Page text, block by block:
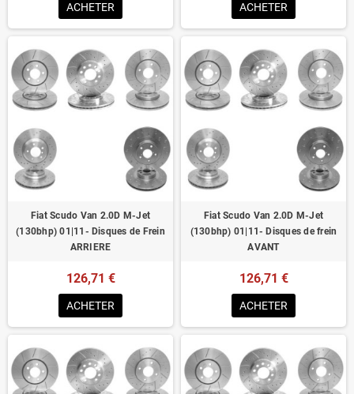
ACHETER ACHETER
Fiat Scudo Van 2.0D M-Jet
(130bhp) 01|11- Disques de Frein
ARRIERE
126,71 €
ACHETER
Fiat Scudo Van 2.0D M-Jet
(130bhp) 01|11- Disques de frein
AVANT
126,71 €
ACHETER